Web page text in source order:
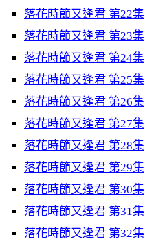
落花時節又逢君 第22集
落花時節又逢君 第23集
落花時節又逢君 第24集
落花時節又逢君 第25集
落花時節又逢君 第26集
落花時節又逢君 第27集
落花時節又逢君 第28集
落花時節又逢君 第29集
落花時節又逢君 第30集
落花時節又逢君 第31集
落花時節又逢君 第32集